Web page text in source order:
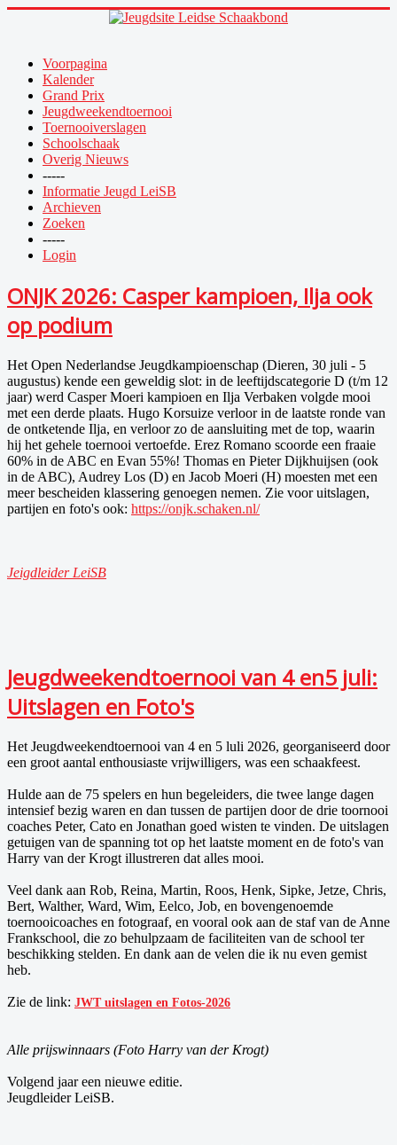
Voorpagina
Kalender
Grand Prix
Jeugdweekendtoernooi
Toernooiverslagen
Schoolschaak
Overig Nieuws
-----
Informatie Jeugd LeiSB
Archieven
Zoeken
-----
Login
ONJK 2026: Casper kampioen, Ilja ook
op podium
Het Open Nederlandse Jeugdkampioenschap (Dieren, 30 juli - 5
augustus) kende een geweldig slot: in de leeftijdscategorie D (t/m 12
jaar) werd Casper Moeri kampioen en Ilja Verbaken volgde mooi
met een derde plaats. Hugo Korsuize verloor in de laatste ronde van
de ontketende Ilja, en verloor zo de aansluiting met de top, waarin
hij het gehele toernooi vertoefde. Erez Romano scoorde een fraaie
60% in de ABC en Evan 55%! Thomas en Pieter Dijkhuijsen (ook
in de ABC), Audrey Los (D) en Jacob Moeri (H) moesten met een
meer bescheiden klassering genoegen nemen. Zie voor uitslagen,
partijen en foto's ook: https://onjk.schaken.nl/
Jeigdleider LeiSB
Jeugdweekendtoernooi van 4 en5 juli:
Uitslagen en Foto's
Het Jeugdweekendtoernooi van 4 en 5 luli 2026, georganiseerd door
een groot aantal enthousiaste vrijwilligers, was een schaakfeest.
Hulde aan de 75 spelers en hun begeleiders, die twee lange dagen
intensief bezig waren en dan tussen de partijen door de drie toornooi
coaches Peter, Cato en Jonathan goed wisten te vinden. De uitslagen
getuigen van de spanning tot op het laatste moment en de foto's van
Harry van der Krogt illustreren dat alles mooi.
Veel dank aan Rob, Reina, Martin, Roos, Henk, Sipke, Jetze, Chris,
Bert, Walther, Ward, Wim, Eelco, Job, en bovengenoemde
toernooicoaches en fotograaf, en vooral ook aan de staf van de Anne
Frankschool, die zo behulpzaam de faciliteiten van de school ter
beschikking stelden. En dank aan de velen die ik nu even gemist
heb.
Zie de link: JWT uitslagen en Fotos-2026
Alle prijswinnaars (Foto Harry van der Krogt)
Volgend jaar een nieuwe editie.
Jeugdleider LeiSB.